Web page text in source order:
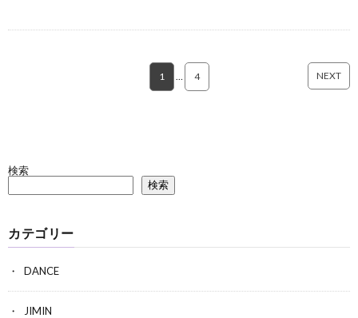
1 4 NEXT
検索
検索
カテゴリー
DANCE
JIMIN